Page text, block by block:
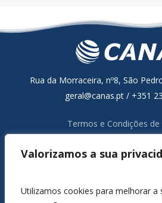
Valorizamos a sua
Utilizamos cookies para melhorar a
Rua da Morraceira, nº8, São
geral@canas.pt / +351
Termos e Condições de
Resolução Alternativa de
Canal de